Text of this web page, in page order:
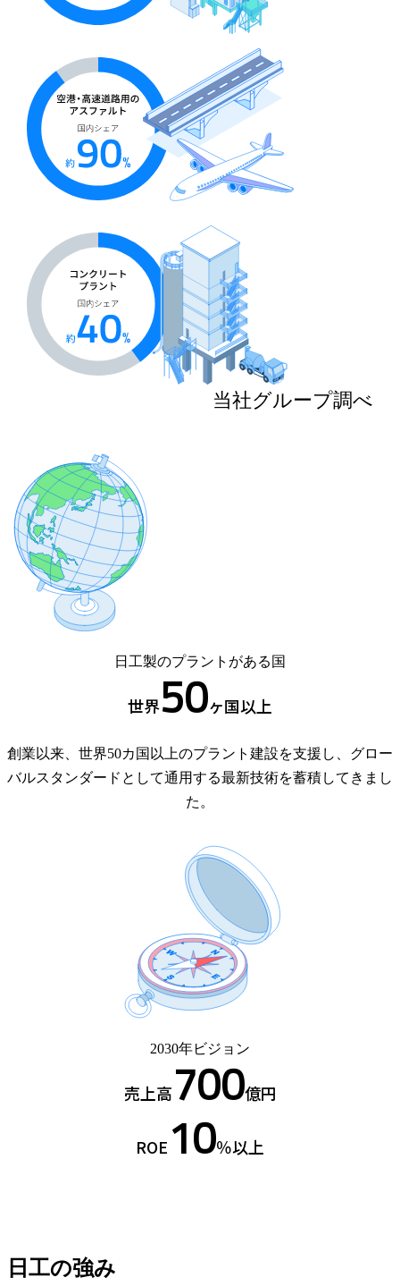
当社グループ調べ
日工製のプラントがある国
世界50ヶ国以上
創業以来、世界50カ国以上のプラント建設を支援し、グロー
バルスタンダードとして通用する最新技術を蓄積してきまし
た。
2030年ビジョン
売上高700億円
ROE 10％以上
日工の強み